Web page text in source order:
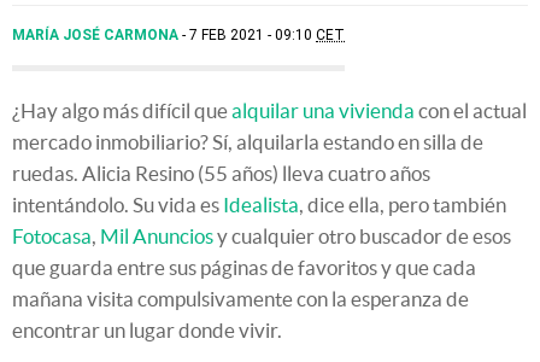
MARÍA JOSÉ CARMONA 7 FEB 2021 - 09:10 CET
¿Hay algo más difícil quealquilar una vivienda con el actual
mercado inmobiliario? Sí, alquilarla estando en silla de
ruedas. Alicia Resino (55 años) lleva cuatro años
intentándolo. Su vida es Idealista, dice ella, pero también
Fotocasa, Mil Anunciosy cualquier otro buscador de esos
que guarda entre sus páginas de favoritos y que cada
mañana visita compulsivamente con la esperanza de
encontrar un lugar donde vivir.